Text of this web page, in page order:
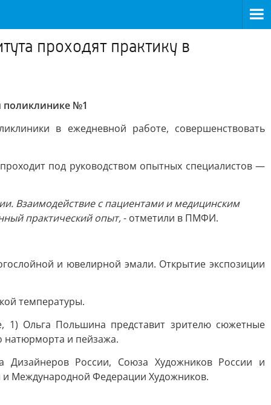
проходят практику в
поликлинике №1
в ежедневной работе, совершенствовать
под руководством опытных специалистов —
Взаимодействие с пациентами и медицинским
практический опыт,- отметили в ПМФИ.
и ювелирной эмали. Открытие экспозиции
температуры.
1) Ольга Польшина представит зрителю сюжетные
натюрморта и пейзажа.
России, Союза Художников России и
Международной Федерации Художников.